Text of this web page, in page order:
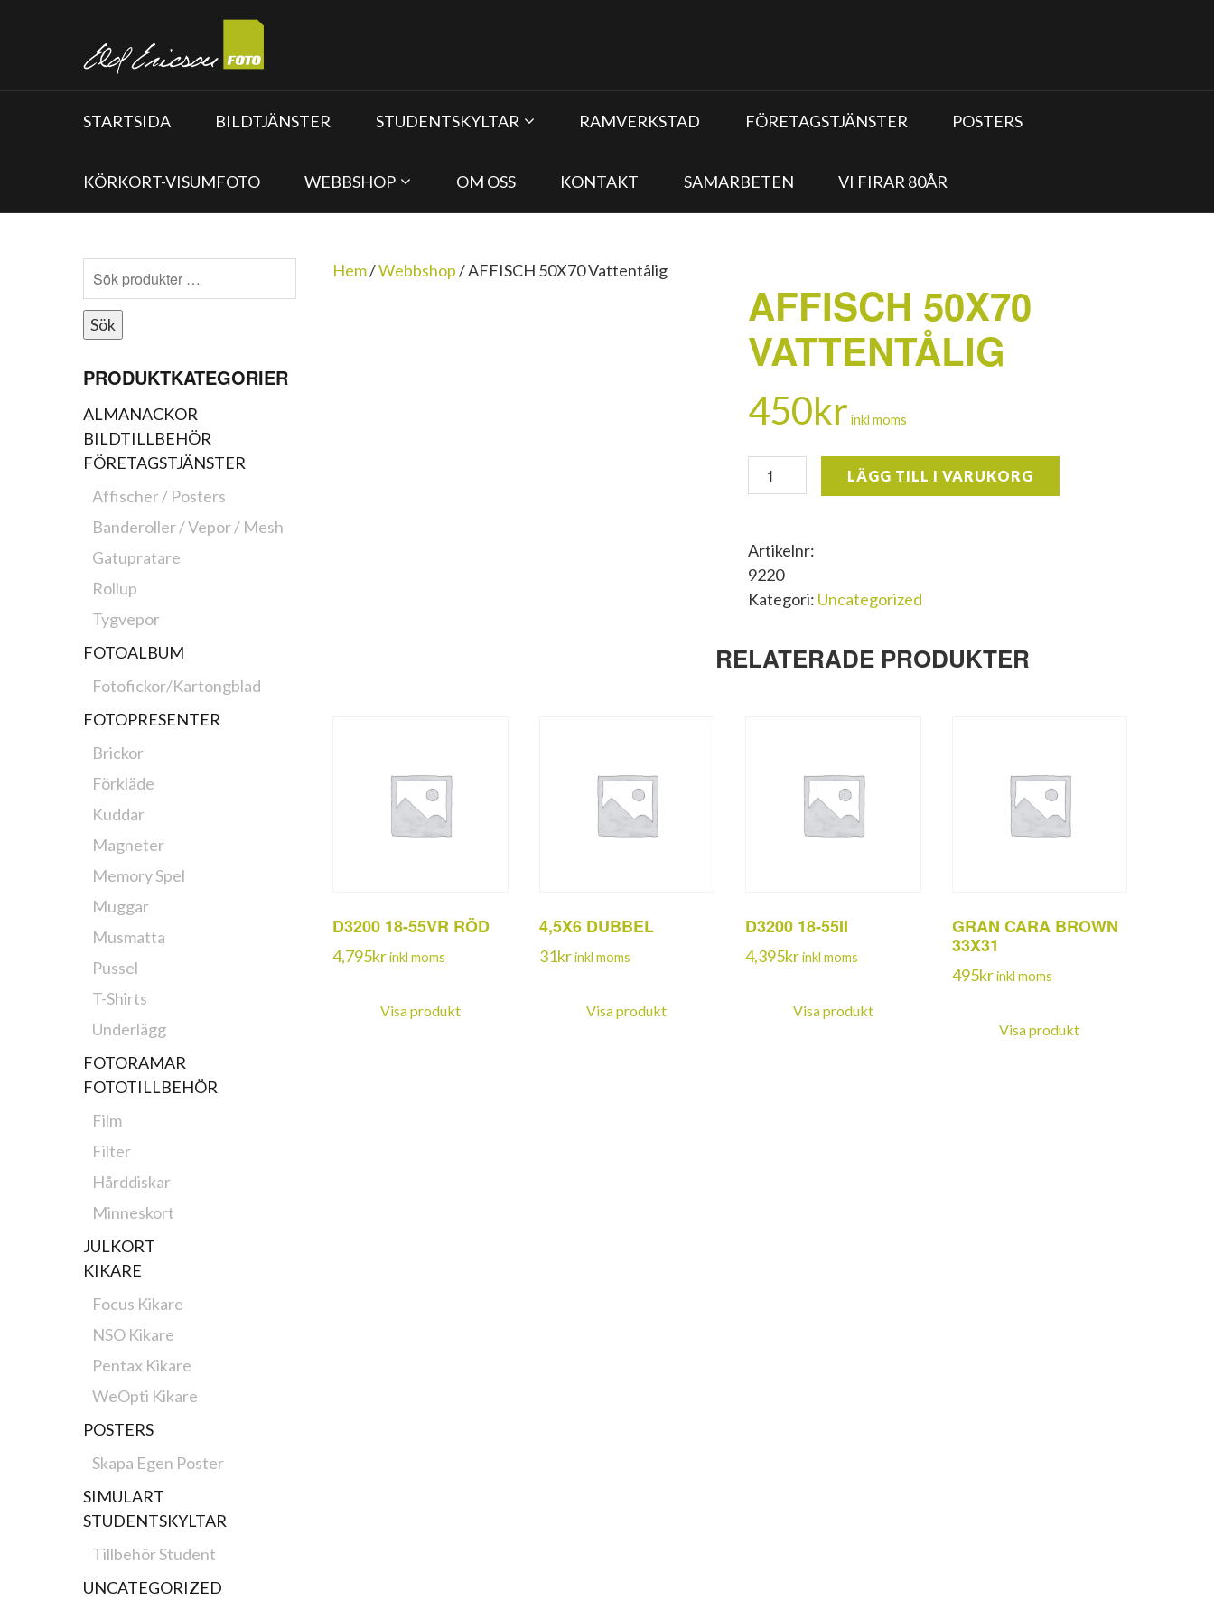
STARTSIDA BILDTJÄNSTER STUDENTSKYLTAR RAMVERKSTAD FÖRETAGSTJÄNSTER POSTERS
KÖRKORT-VISUMFOTO WEBBSHOP OM OSS KONTAKT SAMARBETEN VI FIRAR 80ÅR
Sök
PRODUKTKATEGORIER
ALMANACKOR
BILDTILLBEHÖR
FÖRETAGSTJÄNSTER
Affischer / Posters
Banderoller / Vepor / Mesh
Gatupratare
Rollup
Tygvepor
FOTOALBUM
Fotofickor/Kartongblad
FOTOPRESENTER
Brickor
Förkläde
Kuddar
Magneter
Memory Spel
Muggar
Musmatta
Pussel
T-Shirts
Underlägg
FOTORAMAR
FOTOTILLBEHÖR
Film
Filter
Hårddiskar
Minneskort
JULKORT
KIKARE
Focus Kikare
NSO Kikare
Pentax Kikare
WeOpti Kikare
POSTERS
Skapa Egen Poster
SIMULART
STUDENTSKYLTAR
Tillbehör Student
UNCATEGORIZED
Hem/Webbshop/AFFISCH 50X70 Vattentålig
AFFISCH 50X70
VATTENTÅLIG
450kr inkl moms
AFFISCH
50X70
mängd
LÄGG TILL I VARUKORG
Artikelnr:
9220
Kategori: Uncategorized
RELATERADE PRODUKTER
D3200 18-55VR RÖD
4,795krinkl moms
Visa produkt
4,5X6 DUBBEL
31kr inkl moms
Visa produkt
D3200 18-55II
4,395krinkl moms
Visa produkt
GRAN CARA BROWN
33X31
495kr inkl moms
Visa produkt